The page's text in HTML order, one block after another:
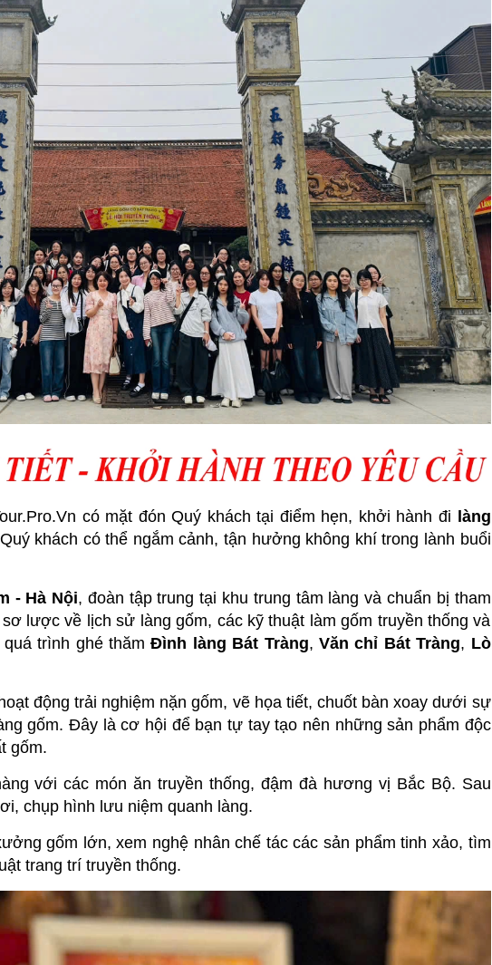
có mặt đón Quý khách tại điểm hẹn, khởi hành đi
làng
khách có thể ngắm cảnh, tận hưởng không khí trong lành buổi
- Hà Nội, đoàn tập trung tại khu trung tâm làng và chuẩn bị tham
lược về lịch sử làng gốm, các kỹ thuật làm gốm truyền thống và
quá trình ghé thămĐình làng Bát Tràng, Văn chỉ Bát Tràng, Lò
động trải nghiệm nặn gốm, vẽ họa tiết, chuốt bàn xoay dưới sự
gốm. Đây là cơ hội để bạn tự tay tạo nên những sản phẩm độc
gốm.
với các món ăn truyền thống, đậm đà hương vị Bắc Bộ. Sau
chụp hình lưu niệm quanh làng.
gốm lớn, xem nghệ nhân chế tác các sản phẩm tinh xảo, tìm
trang trí truyền thống.